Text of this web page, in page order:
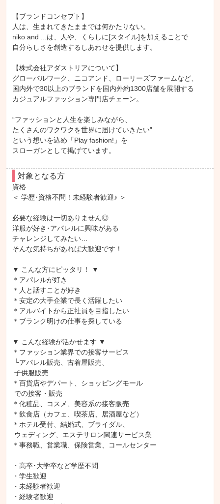
【ブランドコンセプト】
人は、生まれてきたままでは何かたりない。
niko and ...は、人や、くらしに[スタイル]を加えることで
自分らしさを創造するしあわせを提供します。
【株式会社アダストリアについて】
グローバルワーク、ニコアンド、ローリーズファームなど、
国内外で30以上のブランドを国内外約1300店舗を展開する
カジュアルファッション専門店チェーン。
“ファッションと人生を楽しみながら、
たくさんのワクワクを世界に届けていきたい”
という想いを込め「Play fashion!」を
スローガンとして掲げています。
対象となる方
資格
＜ 学歴･資格不問！未経験者歓迎♪ ＞
必要な経験は一切ありません◎
洋服が好き･アパレルに興味がある
チャレンジしてみたい…
そんな気持ちがあれば大歓迎です！
▼ こんな方にピッタリ！ ▼
＊アパレルが好き
＊人と話すことが好き
＊安定の大手企業で長く活躍したい
＊アルバイトから正社員を目指したい
＊ブランク明けの仕事を探している
▼ こんな経験が活かせます ▼
＊ファッション業界での接客サービス
＊百貨店やデパート、ショッピングモール
＊化粧品、コスメ、美容系の接客販売
＊飲食店（カフェ、喫茶店、居酒屋など）
＊ホテル受付、結婚式、ブライダル、
＊事務職、営業職、保険営業、コールセンター
・高卒･大学卒など学歴不問
・学生歓迎
・未経験者歓迎
・経験者歓迎